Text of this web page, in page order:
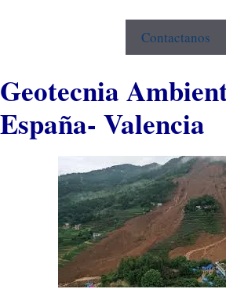
Contactanos
Geotecnia
España- Valencia